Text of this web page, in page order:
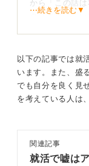
→学び（再現
ースは極めて
な経歴詐称は
さい。
たとえば、活動
から「この話
クは非常に高い
それ以上に、
ん。
熱量高く話せ
るほかの経験
で、情熱を注い
は、効果的とは
⋯続きを読む▼
以下の記事では就
います。また、盛
でも自分を良く見
を考えている人は
関連記事
就活で嘘は